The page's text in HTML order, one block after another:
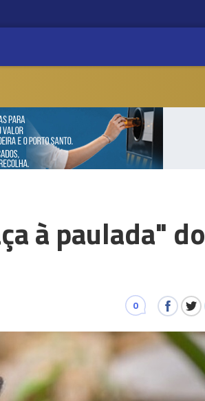
à paulada" do
0